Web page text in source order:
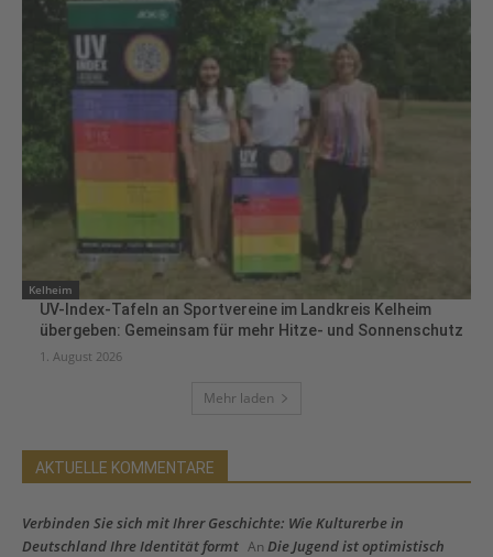
Kelheim
UV-Index-Tafeln an Sportvereine im Landkreis Kelheim
übergeben: Gemeinsam für mehr Hitze- und Sonnenschutz
1. August 2026
Mehr laden
AKTUELLE KOMMENTARE
Verbinden Sie sich mit Ihrer Geschichte: Wie Kulturerbe in
Deutschland Ihre Identität formt An Die Jugend ist optimistisch